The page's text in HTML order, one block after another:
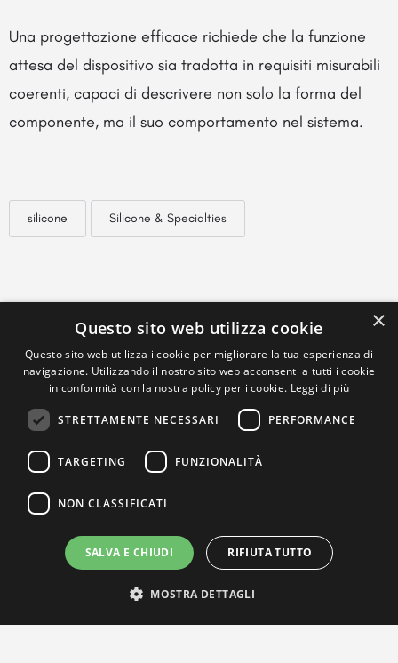
Una progettazione efficace richiede che la funzione
attesa del dispositivo sia tradotta in requisiti misurabili
coerenti, capaci di descrivere non solo la forma del
componente, ma il suo comportamento nel sistema.
silicone Silicone & Specialties
×
Questo sito web utilizza cookie
Questo sito web utilizza i cookie per migliorare la tua esperienza di
navigazione. Utilizzando il nostro sito web acconsenti a tutti i cookie
in conformità con la nostra policy per i cookie. Leggi di più
STRETTAMENTE NECESSARI PERFORMANCE
TARGETING FUNZIONALITÀ
NON CLASSIFICATI
SALVA E CHIUDI RIFIUTA TUTTO
MOSTRA DETTAGLI